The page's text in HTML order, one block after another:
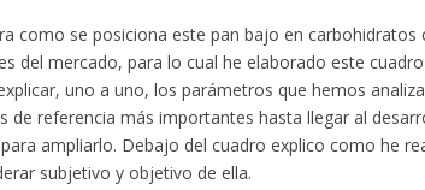
como se posiciona este pan bajo en
del mercado, para lo cual he elaborado este
uno a uno, los parámetros que hemos
de referencia más importantes hasta llegar al
ampliarlo. Debajo del cuadro explico como he
subjetivo y objetivo de ella.